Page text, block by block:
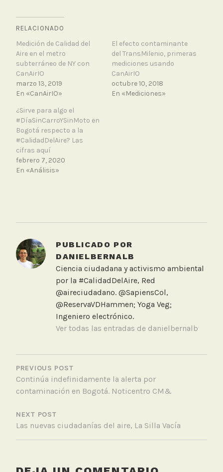
RELACIONADO
Medición de Calidad del
Aire en el metro
subterráneo de NY con
CanAirIO
marzo 13, 2019
En «CanAirIO»
El efecto contaminante
del TransMilenio, primeras
mediciones usando
CanAirIO
octubre 10, 2018
En «Mediciones»
¿Sirve para algo el
#DíaSinCarroYSinMoto en
Bogotá respecto a la
#CalidadDelAire? Las
cifras aquí
febrero 7, 2020
En «Análisis»
g
e
d
a
,
C
n
I
PUBLICADO POR
DANIELBERNALB
Ciencia ciudadana y activismo ambiental
por la #CalidadDelAire, Red
@aireciudadano. @SapiensCol,
@ReservaVDHammen; Yoga Veg;
Ingeniero electrónico.
Ver todas las entradas de danielbernalb
NAVEGACIÓN
DE
ENTRADAS
PREVIOUS POST
Continúa indefinidamente la alerta por
contaminación en Bogotá. Noticentro CM&
NEXT POST
Las nuevas ciudadanías del aire, La Silla Vacía